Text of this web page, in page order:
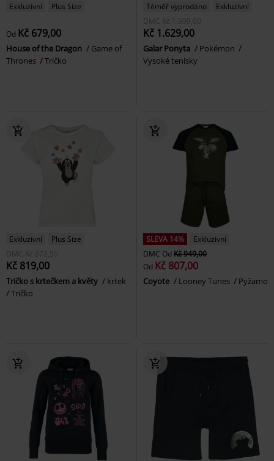
Exkluzivní Plus Size
Od Kč 679,00
House of the Dragon
Game of
Thrones
Tričko
Téměř vyprodáno
Exkluzivní
DMC
Kč 1.999,00
Kč 1.629,00
Galar Ponyta
Pokémon
Vysoké tenisky
Exkluzivní
Plus Size
DMC
Kč 872,50
Kč 819,00
Tričko s krtečkem a květy
krtek
Tričko
SLEVA 14%
Exkluzivní
DMC Od Kč 949,00
Od Kč 807,00
Coyote Looney Tunes Pyžamo